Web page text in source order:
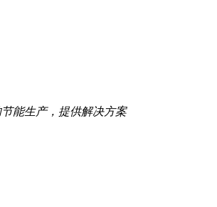
能生产，提供解决方案